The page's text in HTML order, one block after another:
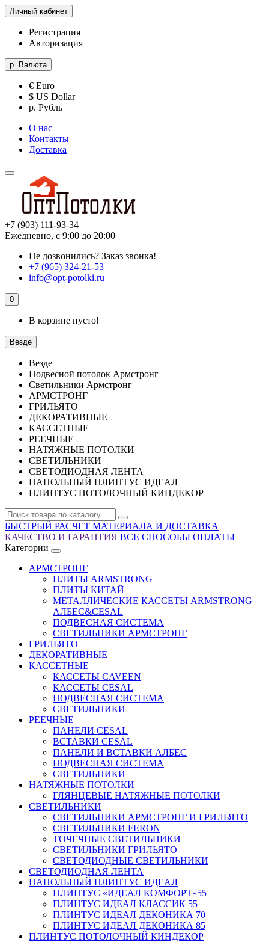
Личный кабинет
Регистрация
Авторизация
р. Валюта
€ Euro
$ US Dollar
р. Рубль
О нас
Контакты
Доставка
+7 (903) 111-93-34
Ежедневно, с 9:00 до 20:00
Не дозвонились? Заказ звонка!
+7 (965) 324-21-53
info@opt-potolki.ru
0
В корзине пусто!
Везде
Везде
Подвесной потолок Армстронг
Светильники Армстронг
АРМСТРОНГ
ГРИЛЬЯТО
ДЕКОРАТИВНЫЕ
КАССЕТНЫЕ
РЕЕЧНЫЕ
НАТЯЖНЫЕ ПОТОЛКИ
СВЕТИЛЬНИКИ
СВЕТОДИОДНАЯ ЛЕНТА
НАПОЛЬНЫЙ ПЛИНТУС ИДЕАЛ
ПЛИНТУС ПОТОЛОЧНЫЙ КИНДЕКОР
БЫСТРЫЙ РАСЧЕТ МАТЕРИАЛА И ДОСТАВКА
КАЧЕСТВО И ГАРАНТИЯ ВСЕ СПОСОБЫ ОПЛАТЫ
Категории
АРМСТРОНГ
ПЛИТЫ ARMSTRONG
ПЛИТЫ КИТАЙ
МЕТАЛЛИЧЕСКИЕ КАССЕТЫ ARMSTRONG
AЛБЕС&CESAL
ПОДВЕСНАЯ СИСТЕМА
СВЕТИЛЬНИКИ АРМСТРОНГ
ГРИЛЬЯТО
ДЕКОРАТИВНЫЕ
КАССЕТНЫЕ
КАССЕТЫ CAVEEN
КАССЕТЫ CESAL
ПОДВЕСНАЯ СИСТЕМА
СВЕТИЛЬНИКИ
РЕЕЧНЫЕ
ПАНЕЛИ CESAL
ВСТАВКИ CESAL
ПАНЕЛИ И ВСТАВКИ АЛБЕС
ПОДВЕСНАЯ СИСТЕМА
СВЕТИЛЬНИКИ
НАТЯЖНЫЕ ПОТОЛКИ
ГЛЯНЦЕВЫЕ НАТЯЖНЫЕ ПОТОЛКИ
СВЕТИЛЬНИКИ
СВЕТИЛЬНИКИ АРМСТРОНГ И ГРИЛЬЯТО
СВЕТИЛЬНИКИ FERON
ТОЧЕЧНЫЕ СВЕТИЛЬНИКИ
СВЕТИЛЬНИКИ ГРИЛЬЯТО
СВЕТОДИОДНЫЕ СВЕТИЛЬНИКИ
СВЕТОДИОДНАЯ ЛЕНТА
НАПОЛЬНЫЙ ПЛИНТУС ИДЕАЛ
ПЛИНТУС «ИДЕАЛ КОМФОРТ»55
ПЛИНТУС ИДЕАЛ КЛАССИК 55
ПЛИНТУС ИДЕАЛ ДЕКОНИКА 70
ПЛИНТУС ИДЕАЛ ДЕКОНИКА 85
ПЛИНТУС ПОТОЛОЧНЫЙ КИНДЕКОР